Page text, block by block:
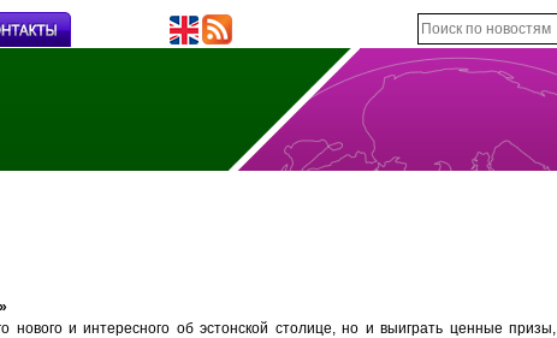
нового и интересного об эстонской столице, но и выиграть ценные призы,